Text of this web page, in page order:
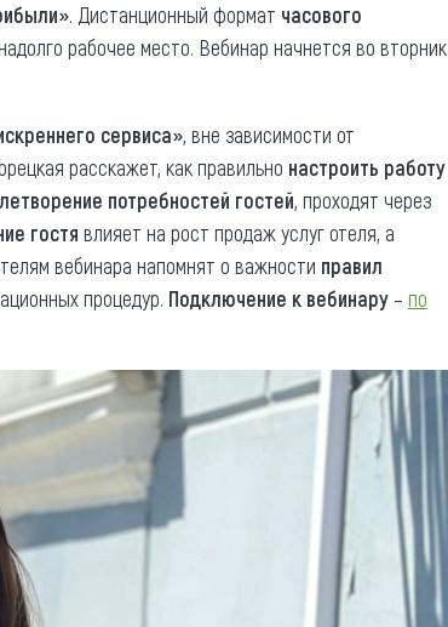
. Дистанционный формат часового
рабочее место. Вебинар начнется во вторник
сервиса», вне зависимости от
расскажет, как правильно настроить работу
потребностей гостей, проходят через
гостя влияет на рост продаж услуг отеля, а
вебинара напомнят о важности правил
процедур. Подключение к вебинару – по